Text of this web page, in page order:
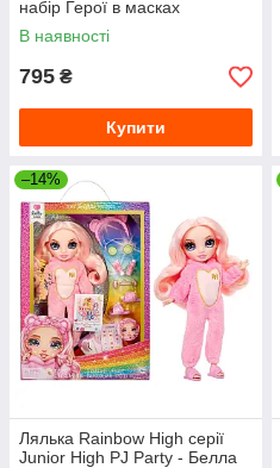
набір Герої в масках
В наявності
795 ₴
Купити
–14%
Лялька Rainbow High серії
Junior High PJ Party - Белла